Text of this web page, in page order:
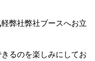
弊社弊社ブースへお立
るのを楽しみにしてお